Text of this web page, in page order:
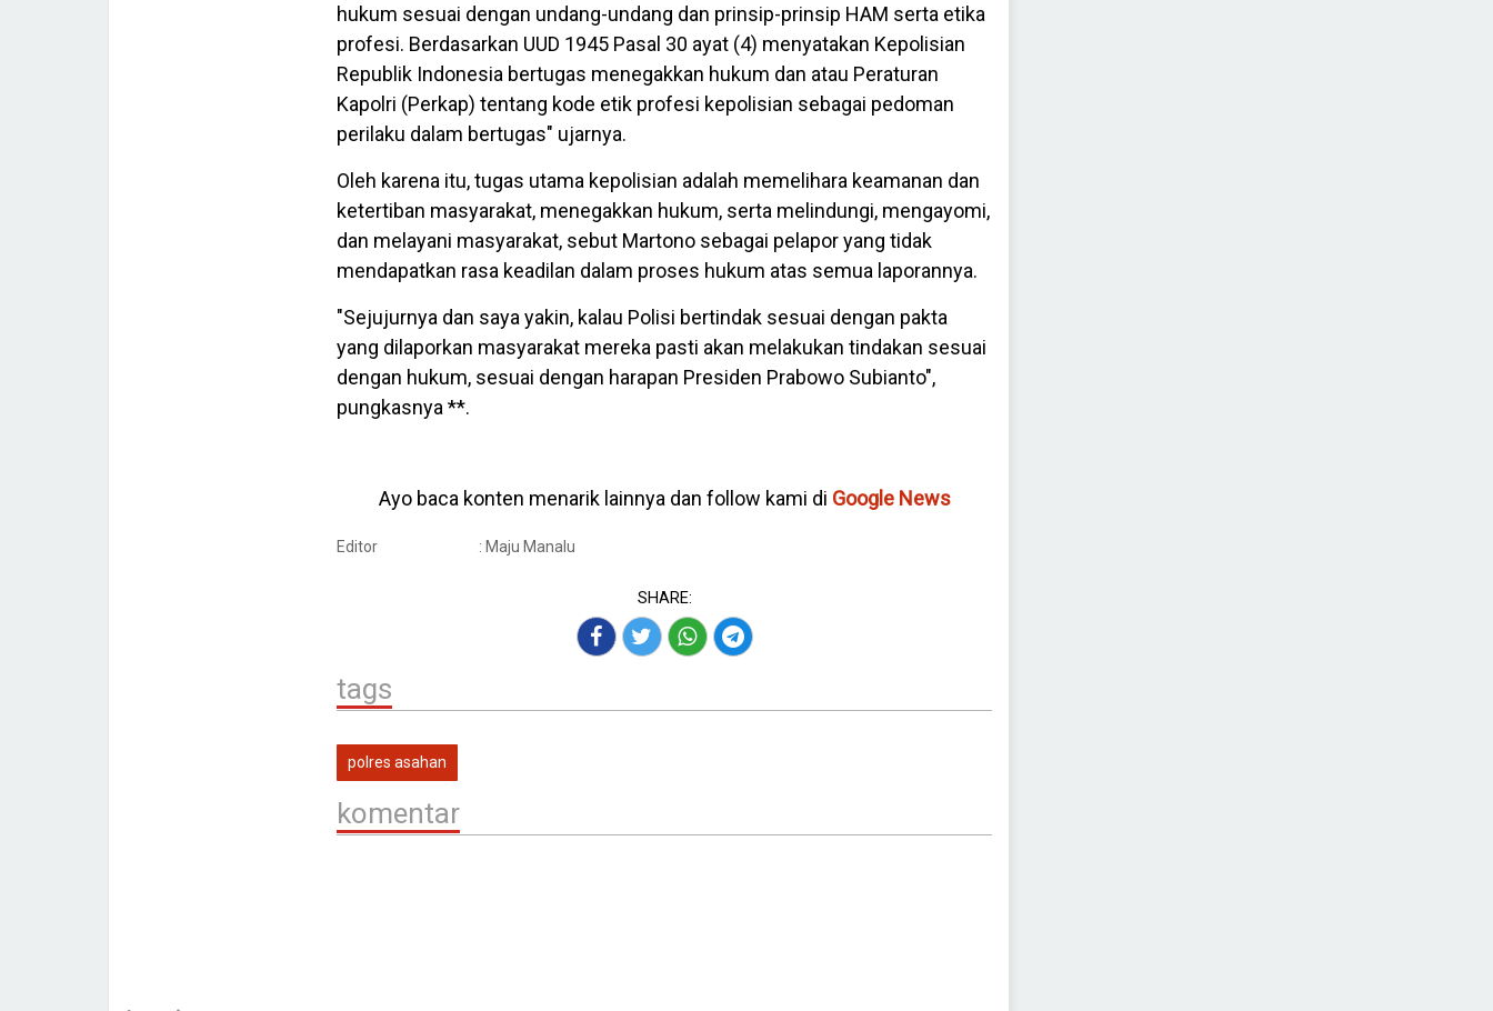
hukum sesuai dengan undang-undang dan prinsip-prinsip HAM serta etika
profesi. Berdasarkan UUD 1945 Pasal 30 ayat (4) menyatakan Kepolisian
Republik Indonesia bertugas menegakkan hukum dan atau Peraturan
Kapolri (Perkap) tentang kode etik profesi kepolisian sebagai pedoman
perilaku dalam bertugas" ujarnya.
Oleh karena itu, tugas utama kepolisian adalah memelihara keamanan dan
ketertiban masyarakat, menegakkan hukum, serta melindungi, mengayomi,
dan melayani masyarakat, sebut Martono sebagai pelapor yang tidak
mendapatkan rasa keadilan dalam proses hukum atas semua laporannya.
"Sejujurnya dan saya yakin, kalau Polisi bertindak sesuai dengan pakta
yang dilaporkan masyarakat mereka pasti akan melakukan tindakan sesuai
dengan hukum, sesuai dengan harapan Presiden Prabowo Subianto",
pungkasnya **.
Ayo baca konten menarik lainnya dan follow kami di Google News
Editor : Maju Manalu
SHARE:
tags
polres asahan
komentar